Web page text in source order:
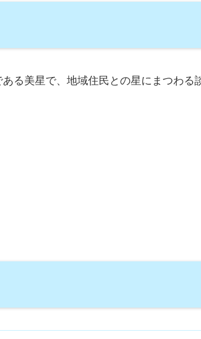
る美星で、地域住民との星にまつわ